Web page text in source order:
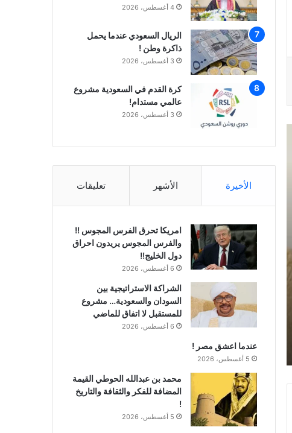
4 أغسطس، 2026
الريال السعودي عندما يحمل
ذاكرة وطن !
3 أغسطس، 2026
كرة القدم في السعودية مشروع
عالمي مستدام!
3 أغسطس، 2026
الأخيرة الأشهر تعليقات
امريكا تحرق الفرس المجوس !!
والفرس المجوس يريدون احراق
دول الخليج!!
6 أغسطس، 2026
الشراكة الاستراتيجية بين
السودان والسعودية… مشروع
للمستقبل لا اتفاق للماضي
6 أغسطس، 2026
عندما اعشق مصر !
5 أغسطس، 2026
محمد بن عبدالله الحوطي القيمة
المضافة للفكر والثقافة والتاريخ
!
5 أغسطس، 2026